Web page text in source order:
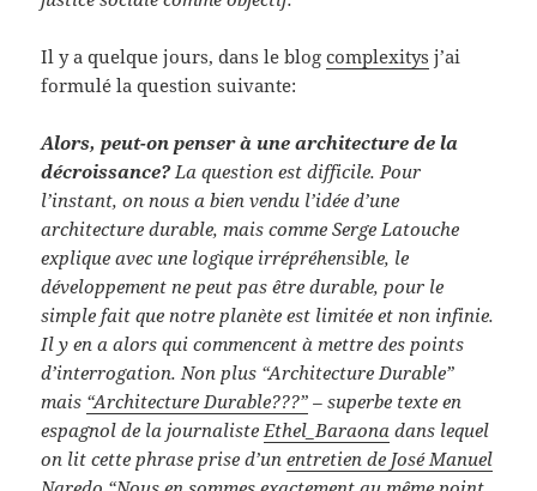
Il y a quelque jours, dans le blogcomplexitys j’ai
formulé la question suivante:
Alors, peut-on penser à une architecture de la
décroissance?La question est difficile. Pour
l’instant, on nous a bien vendu l’idée d’une
architecture durable, mais comme Serge Latouche
explique avec une logique irrépréhensible, le
développement ne peut pas être durable, pour le
simple fait que notre planète est limitée et non infinie.
Il y en a alors qui commencent à mettre des points
d’interrogation. Non plus “Architecture Durable”
mais “Architecture Durable???” – superbe texte en
espagnol de la journalisteEthel_Baraona dans lequel
on lit cette phrase prise d’unentretien de José Manuel